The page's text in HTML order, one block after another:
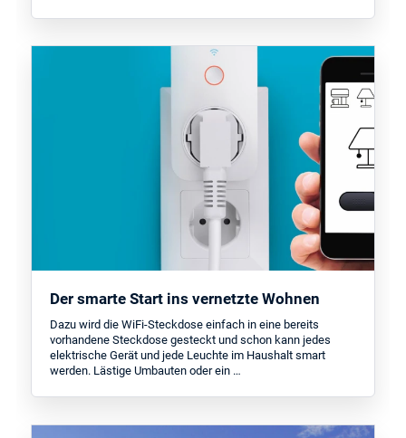
Der smarte Start ins vernetzte Wohnen
Dazu wird die WiFi-Steckdose einfach in eine bereits
vorhandene Steckdose gesteckt und schon kann jedes
elektrische Gerät und jede Leuchte im Haushalt smart
werden. Lästige Umbauten oder ein …